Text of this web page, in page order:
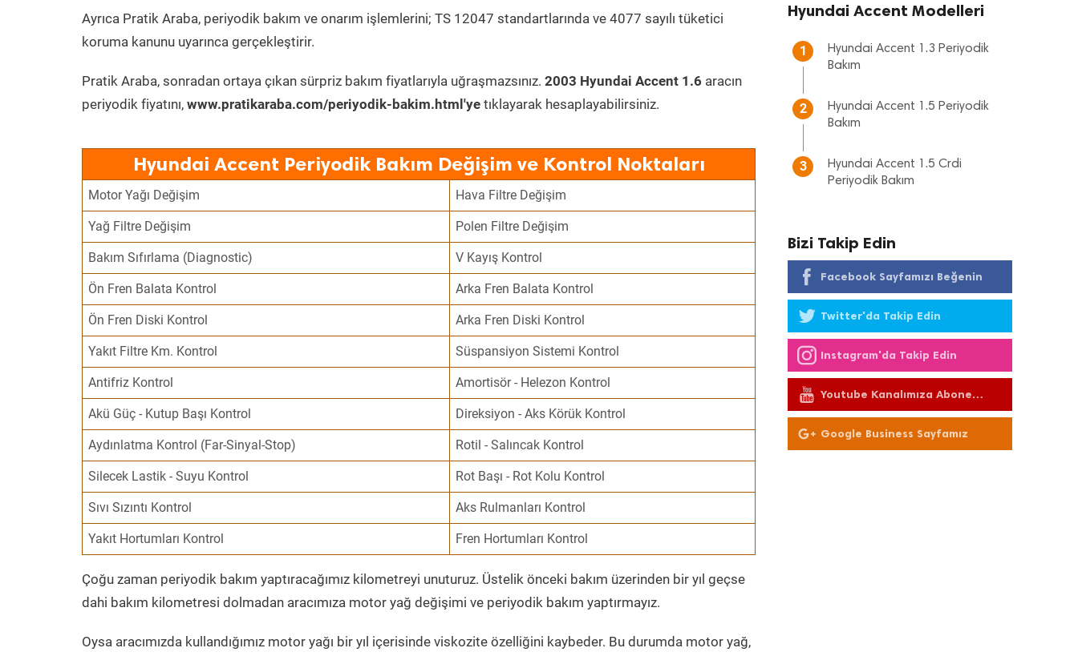
Ayrıca Pratik Araba, periyodik bakım ve onarım işlemlerini; TS 12047 standartlarında ve 4077 sayılı tüketici
koruma kanunu uyarınca gerçekleştirir.
Pratik Araba, sonradan ortaya çıkan sürpriz bakım fiyatlarıyla uğraşmazsınız. 2003 Hyundai Accent 1.6 aracın
periyodik fiyatını, www.pratikaraba.com/periyodik-bakim.html'ye tıklayarak hesaplayabilirsiniz.
Hyundai Accent Periyodik Bakım Değişim ve Kontrol Noktaları
Motor Yağı Değişim Hava Filtre Değişim
Yağ Filtre Değişim Polen Filtre Değişim
Bakım Sıfırlama (Diagnostic) V Kayış Kontrol
Ön Fren Balata Kontrol Arka Fren Balata Kontrol
Ön Fren Diski Kontrol Arka Fren Diski Kontrol
Yakıt Filtre Km. Kontrol Süspansiyon Sistemi Kontrol
Antifriz Kontrol Amortisör - Helezon Kontrol
Akü Güç - Kutup Başı Kontrol Direksiyon - Aks Körük Kontrol
Aydınlatma Kontrol (Far-Sinyal-Stop) Rotil - Salıncak Kontrol
Silecek Lastik - Suyu Kontrol Rot Başı - Rot Kolu Kontrol
Sıvı Sızıntı Kontrol Aks Rulmanları Kontrol
Yakıt Hortumları Kontrol Fren Hortumları Kontrol
Çoğu zaman periyodik bakım yaptıracağımız kilometreyi unuturuz. Üstelik önceki bakım üzerinden bir yıl geçse
dahi bakım kilometresi dolmadan aracımıza motor yağ değişimi ve periyodik bakım yaptırmayız.
Oysa aracımızda kullandığımız motor yağı bir yıl içerisinde viskozite özelliğini kaybeder. Bu durumda motor yağ,
Hyundai Accent Modelleri
1
Hyundai Accent 1.3 Periyodik
Bakım
2
Hyundai Accent 1.5 Periyodik
Bakım
3
Hyundai Accent 1.5 Crdi
Periyodik Bakım
Bizi Takip Edin
Facebook Sayfamızı Beğenin
Twitter'da Takip Edin
Instagram'da Takip Edin
Youtube Kanalımıza Abone
Olun
Google Business Sayfamız